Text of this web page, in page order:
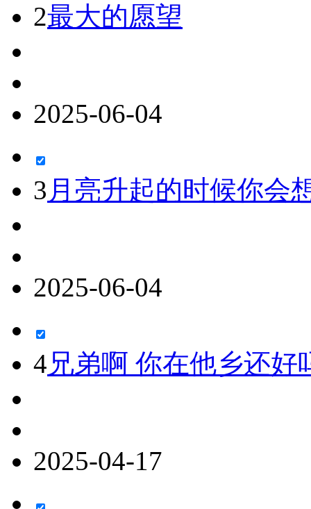
2最大的愿望
2025-06-04
3 月亮升起的时候你会
2025-06-04
4 兄弟啊 你在他乡还好
2025-04-17